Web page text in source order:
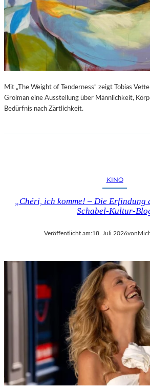
Mit „The Weight of Tenderness“ zeigt Tobias
Grolman eine Ausstellung über Männlichkeit,
Bedürfnis nach Zärtlichkeit.
KINO
„Chéri, ich komme! – Die
Schabel-Kultur-
Veröffentlicht am:18. Juli 2026von